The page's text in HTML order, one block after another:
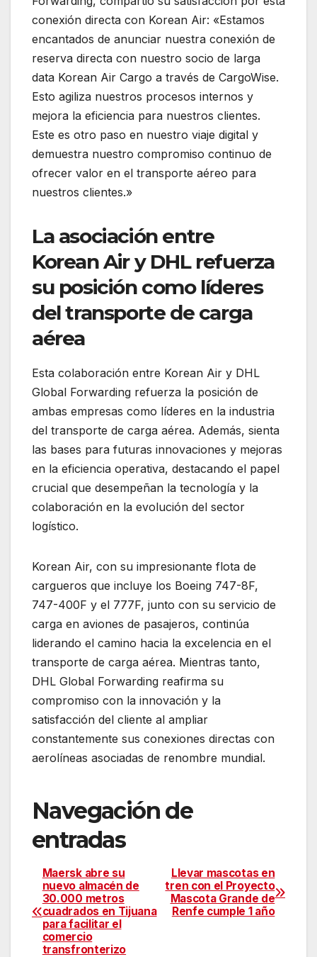
conexión directa con Korean Air: «Estamos
encantados de anunciar nuestra conexión de
reserva directa con nuestro socio de larga
data Korean Air Cargo a través de CargoWise.
Esto agiliza nuestros procesos internos y
mejora la eficiencia para nuestros clientes.
Este es otro paso en nuestro viaje digital y
demuestra nuestro compromiso continuo de
ofrecer valor en el transporte aéreo para
nuestros clientes.»
La asociación entre
Korean Air y DHL refuerza
su posición como líderes
del transporte de carga
aérea
Esta colaboración entre Korean Air y DHL
Global Forwarding refuerza la posición de
ambas empresas como líderes en la industria
del transporte de carga aérea. Además, sienta
las bases para futuras innovaciones y mejoras
en la eficiencia operativa, destacando el papel
crucial que desempeñan la tecnología y la
colaboración en la evolución del sector
logístico.
Korean Air, con su impresionante flota de
cargueros que incluye los Boeing 747-8F,
747-400F y el 777F, junto con su servicio de
carga en aviones de pasajeros, continúa
liderando el camino hacia la excelencia en el
transporte de carga aérea. Mientras tanto,
DHL Global Forwarding reafirma su
compromiso con la innovación y la
satisfacción del cliente al ampliar
constantemente sus conexiones directas con
aerolíneas asociadas de renombre mundial.
Navegación de
entradas
Llevar mascotas en
tren con el Proyecto
Mascota Grande de
Renfe cumple 1 año
Maersk abre su
nuevo almacén de
30.000 metros
cuadrados en Tijuana
para facilitar el
comercio
transfronterizo